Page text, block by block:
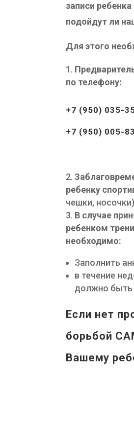
записи
подойдут ли
Для этого
по телефону:
+7 (950) 035-
+7 (950)
ребенку
чешки, носочки)
В случае
ребенком
необходимо:
Заполнить
в течение
должно быть
Если нет
борьбой
Вашему